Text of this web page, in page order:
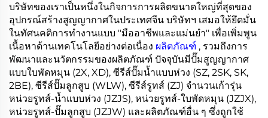
บริษัทของเราเป็นหนึ่งในกิจการการผลิตขนาดใหญ่ที่สุดของ
อุปกรณ์สร้างสูญญากาศในประเทศจีน บริษัทฯ เสมอให้ยึดมั่น
ในทัศนคติการทำงานแบบ "มืออาชีพและแม่นยำ" เพื่อเพิ่มพูน
เนื้อหาด้านเทคโนโลยีอย่างต่อเนื่อง ผลิตภัณฑ์ , รวมถึงการ
พัฒนาและนวัตกรรมของผลิตภัณฑ์ ปัจจุบันมีปั๊มสูญญากาศ
แบบใบพัดหมุน (2X, XD), ซีรีส์ปั๊มน้ำแบบห่วง (SZ, 2SK, SK,
2BE), ซีรีส์ปั๊มลูกสูบ (WLW), ซีรีส์รูทส์ (ZJ) จำนวนเก้ารุ่น
หน่วยรูทส์-น้ำแบบห่วง (JZJS), หน่วยรูทส์-ใบพัดหมุน (JZJX),
หน่วยรูทส์-ปั๊มลูกสูบ (JZJW) และผลิตภัณฑ์อื่น ๆ ซึ่งถูกใช้